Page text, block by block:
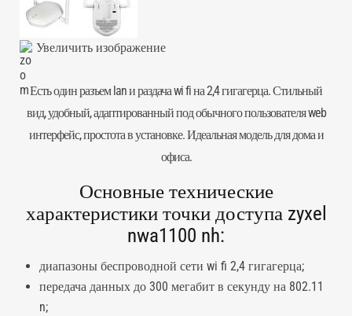
Увеличить изображение
Есть один разъем lan и раздача wi fi на 2,4 гигагерца. Стильный
вид, удобный, адаптированный под обычного пользователя web
интерфейс, простота в установке. Идеальная модель для дома и
офиса.
Основные технические
характеристики точки доступа zyxel
nwa1100 nh:
диапазоны беспроводной сети wi fi 2,4 гигагерца;
передача данных до 300 мегабит в секунду на 802.11
n;